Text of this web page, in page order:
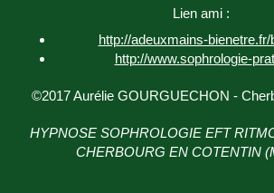
Lien ami :
http://adeuxmains-bienetre.fr/
http://www.sophrologie-
©2017 Aurélie GOURGUECHON -
HYPNOSE SOPHROLOGIE EFT
CHERBOURG EN COTENTIN